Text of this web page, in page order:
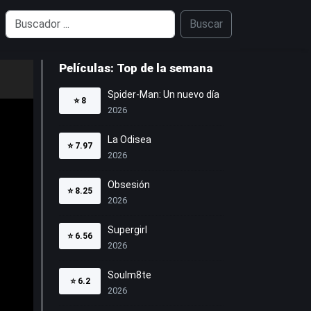
Buscar
Películas: Top de la semana
⭐ 8
Spider-Man: Un nuevo día
2026
⭐ 7.97
La Odisea
2026
⭐ 8.25
Obsesión
2026
⭐ 6.56
Supergirl
2026
⭐ 6.2
Soulm8te
2026